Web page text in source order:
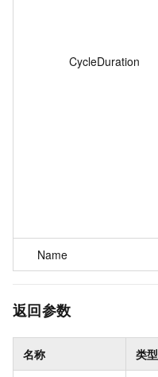
CycleDuration
Name
返回参数
名称 类型